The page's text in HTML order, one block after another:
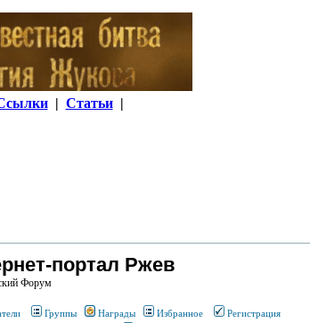
| Статьи |
портал Ржев
Форум
Группы Награды Избранное
Регистрация